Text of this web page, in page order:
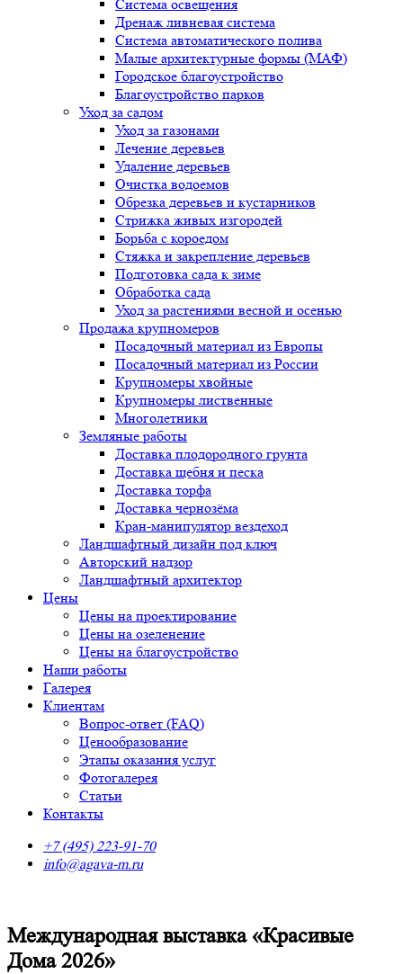
Система освещения
Дренаж ливневая система
Система автоматического полива
Малые архитектурные формы (МАФ)
Городское благоустройство
Благоустройство парков
Уход за садом
Уход за газонами
Лечение деревьев
Удаление деревьев
Очистка водоемов
Обрезка деревьев и кустарников
Стрижка живых изгородей
Борьба с короедом
Стяжка и закрепление деревьев
Подготовка сада к зиме
Обработка сада
Уход за растениями весной и осенью
Продажа крупномеров
Посадочный материал из Европы
Посадочный материал из России
Крупномеры хвойные
Крупномеры лиственные
Многолетники
Земляные работы
Доставка плодородного грунта
Доставка щебня и песка
Доставка торфа
Доставка чернозёма
Кран-манипулятор вездеход
Ландшафтный дизайн под ключ
Авторский надзор
Ландшафтный архитектор
Цены
Цены на проектирование
Цены на озеленение
Цены на благоустройство
Наши работы
Галерея
Клиентам
Вопрос-ответ (FAQ)
Ценообразование
Этапы оказания услуг
Фотогалерея
Статьи
Контакты
+7 (495) 223-91-70
info@agava-m.ru
Международная выставка «Красивые
Дома 2026»